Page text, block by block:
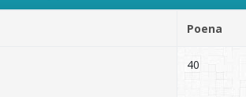
Poena
40